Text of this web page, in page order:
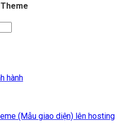
(Mẫu giao diện) lên hosting